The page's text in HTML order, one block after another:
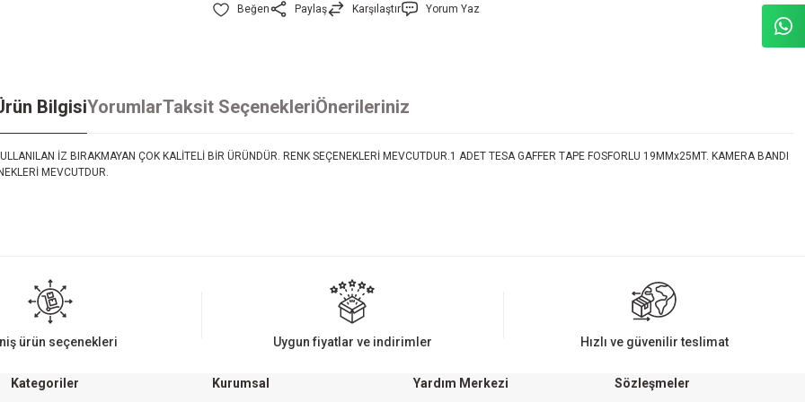
Paylaş Karşılaştır Yorum Yaz
BilgisiYorumlarTaksit SeçenekleriÖnerileriniz
İZ BIRAKMAYAN ÇOK KALİTELİ BİR ÜRÜNDÜR. RENK SEÇENEKLERİ MEVCUTDUR.1 ADET TESA GAFFER TAPE FOSFORLU 19MMx25MT. KAMERA BANDI
MEVCUTDUR.
ürün seçenekleri Uygun fiyatlar ve indirimler Hızlı ve güvenilir teslimat
Kategoriler Kurumsal Yardım Merkezi Sözleşmeler